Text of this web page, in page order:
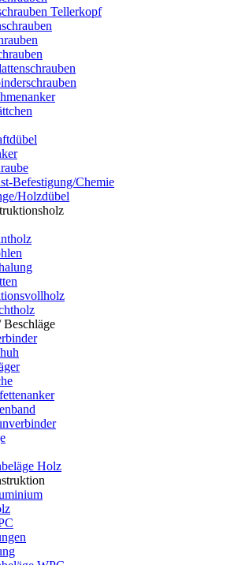
Tellerkopf
Befestigung/Chemie
Holzdübel
Holz